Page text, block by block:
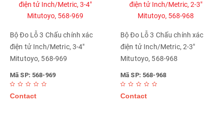
Bộ Đo Lỗ 3 Chấu chính xác
điện tử Inch/Metric, 3-4"
Mitutoyo, 568-969
Mã SP: 568-969
Contact
Bộ Đo Lỗ 3 Chấu chính xác
điện tử Inch/Metric, 2-3"
Mitutoyo, 568-968
Mã SP: 568-968
Contact